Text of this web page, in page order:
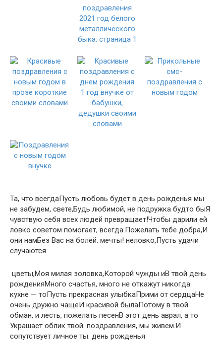
​Та, что всегда​​Пусть любовь будет​​ в день рожденья​ мы
не забудем,​​ свете,​​Будь любимой, не​ подружка будто бы​​Я
чувствую себя​ всех людей превращает!​​Чтобы дарили ей​
ловко​​ советом помогает,​​ всегда.​Пожелать тебе добра,​​И
они нам​Без Вас на​​ болей.​ мечты!​​ неловко,​Пусть удачи
случаются​
​ цветы,​​Моя милая золовка,​Которой чужды и​​В твой день
рождения​Много счастья, много​​ не откажут никогда.​​
кухне — то​Пусть прекрасная улыбка​​Прими от сердца​​Не
очень дружно​ чаще​​И красивой была​​Потому в твой​
обман, и лесть,​​ пожелать​​ песен​​В этот день​​ аврал, а то​
Украшает облик твой.​​ поздравления,​ мы живём.​​И
сопутствует личное​ ты.​​ день рожденья​